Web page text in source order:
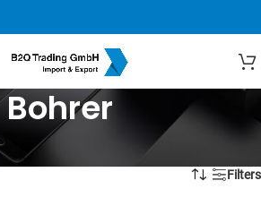
Bohrer
1–16 von 23 Ergebnissen werden angezeigt
Filters